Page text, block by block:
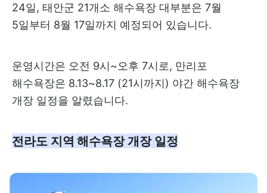
24일, 태안군 21개소 해수욕장 대부분은 7월
5일부터 8월 17일까지 예정되어 있습니다.
운영시간은 오전 9시~오후 7시로, 만리포
해수욕장은 8.13~8.17 (21시까지) 야간 해수욕장
개장 일정을 알렸습니다.
전라도 지역 해수욕장 개장 일정